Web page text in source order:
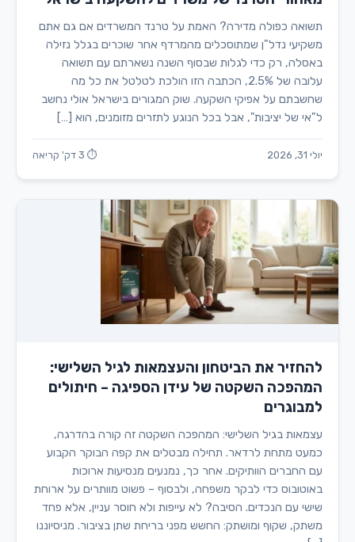
תשואה כפולה מדירה? האמת על טרנד המשרדים אם גם אתם
משקיעי נדל"ן שמתוסכלים מהמרדף אחר שוכרים בגלל נזילה
באסלה, רק כדי לגלות שבסוף השנה נשארתם עם תשואה
עלובה של 2.5%, הכתבה הזו הולכת לטלטל את כל מה
שחשבתם על אפיקי השקעה. שוק המגורים בישראל אולי נחשב
ל"אי של יציבות", אבל בכל הנוגע לתזרים מזומנים, הוא […]
יולי 31, 2026 ⏱ 3 דק' קריאה
להחזיר את הביטחון והעצמאות לגיל השלישי:
המהפכה השקטה של עידן הספיגה – חיתולים
למבוגרים
עצמאות בגיל השלישי: המהפכה השקטה זה קורה בהדרגה,
כמעט מתחת לרדאר. תחילה מבטלים את קפה הבוקר הקבוע
עם החברים הוותיקים. אחר כך, נמנעים מנסיעות ארוכות
באוטובוס כדי לבקר משפחה, ולבסוף – פשוט מוותרים על ארוחת
שישי עם הנכדים. הסיבה? לא עייפות ולא חוסר עניין, אלא פחד
משתק, שקוף ומושתק: החשש מפני בריחת שתן בציבור. מניסיוננו